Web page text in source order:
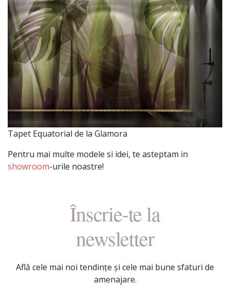
Tapet Equatorial de la Glamora
Pentru mai multe modele si idei, te asteptam in
showroom-urile noastre!
Înscrie-te la
newsletter
Află cele mai noi tendințe și cele mai bune sfaturi de
amenajare.